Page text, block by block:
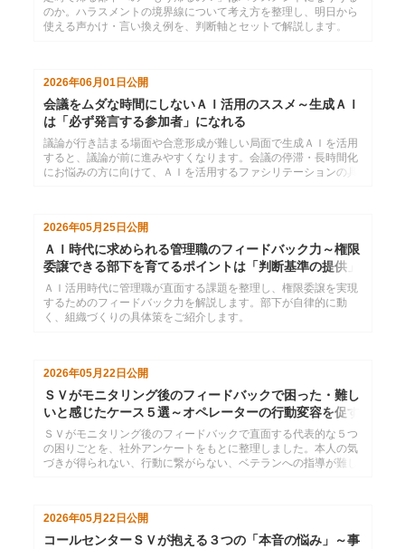
のか。ハラスメントの境界線について考え方を整理し、明日から
使える声かけ・言い換え例を、判断軸とセットで解説します。
2026年06月01日公開
会議をムダな時間にしないＡＩ活用のススメ～生成ＡＩ
は「必ず発言する参加者」になれる
議論が行き詰まる場面や合意形成が難しい局面で生成ＡＩを活用
すると、議論が前に進みやすくなります。会議の停滞・長時間化
にお悩みの方に向けて、ＡＩを活用するファシリテーションの具
2026年05月25日 公開
ＡＩ時代に求められる管理職のフィードバック力～権限
委譲できる部下を育てるポイントは「判断基準の提供」
ＡＩ活用時代に管理職が直面する課題を整理し、権限委譲を実現
するためのフィードバック力を解説します。部下が自律的に動
く、組織づくりの具体策をご紹介します。
2026年05月22日公開
ＳＶがモニタリング後のフィードバックで困った・難し
いと感じたケース５選～オペレーターの行動変容を促す
には
ＳＶがモニタリング後のフィードバックで直面する代表的な５つ
の困りごとを、社外アンケートをもとに整理しました。本人の気
づきが得られない、行動に繋がらない、ベテランへの指導が難し
2026年05月22日 公開
コールセンターＳＶが抱える３つの「本音の悩み」～事